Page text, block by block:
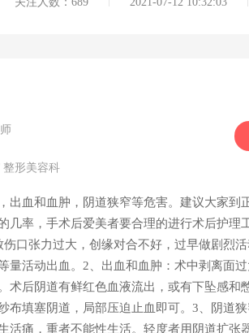
整形美容科
出血和血肿，阴道狭窄等危害。建议大家到
几率，手术后爱美者要合理的进行术后护理
口张力过大，创缘对合不好，过早做剧烈
量活动出血。2、出血和血肿：术中剥离面
术后阴道有鲜红色血液流出，或有下坠感和
布填塞阴道，局部压迫止血即可。3、阴道
活痛，重者不能性生活。轻度者用阴道扩张